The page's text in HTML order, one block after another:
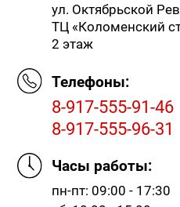
ул. Октябрьской
ТЦ «Коломенский
2 этаж
Телефоны:
8-917-555-91-46
8-917-555-96-31
Часы работы:
пн-пт: 09:00 - 17:30